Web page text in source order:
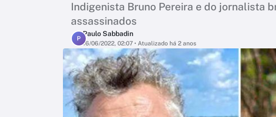
Indigenista Bruno Pereira e do jornalista
assassinados
P
Paulo Sabbadin
16/06/2022, 02:07 • Atualizado há 2 anos